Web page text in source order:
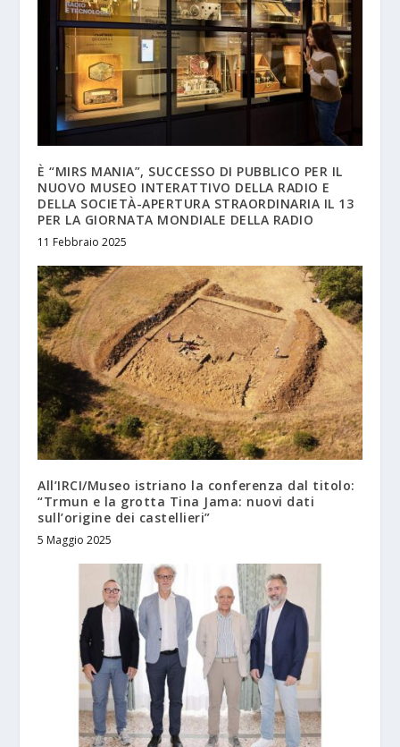
È “MIRS MANIA”, SUCCESSO DI PUBBLICO PER IL
NUOVO MUSEO INTERATTIVO DELLA RADIO E
DELLA SOCIETÀ-APERTURA STRAORDINARIA IL 13
PER LA GIORNATA MONDIALE DELLA RADIO
11 Febbraio 2025
All’IRCI/Museo istriano la conferenza dal titolo:
“Trmun e la grotta Tina Jama: nuovi dati
sull’origine dei castellieri”
5 Maggio 2025